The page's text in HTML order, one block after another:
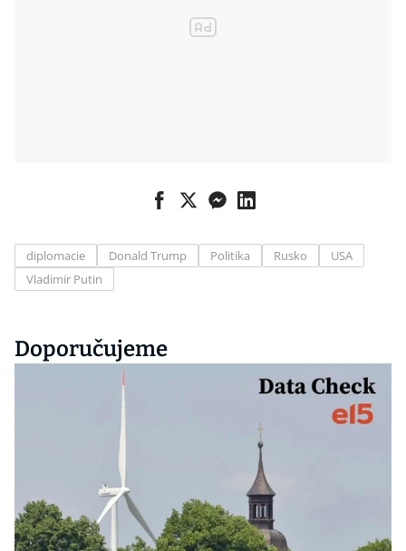
diplomacie Donald Trump Politika Rusko
USA
Vladimir Putin
Doporučujeme